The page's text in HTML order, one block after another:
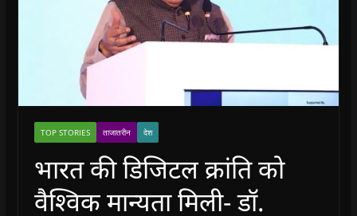
TOP STORIES ताजातरीन देश
भारत की डिजिटल क्रांति को
वैश्विक मान्यता मिली- डॉ.